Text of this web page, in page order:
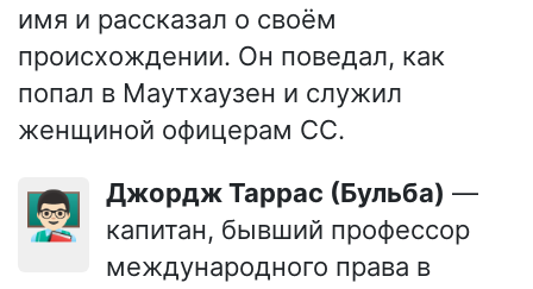
имя и рассказал о своём
происхождении. Он поведал, как
попал в Маутхаузен и служил
женщиной офицерам СС.
👨🏻‍🏫 Джордж Таррас (Бульба) —
капитан, бывший профессор
международного права в